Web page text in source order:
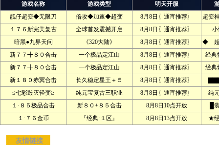
游戏名称
游戏类型 明天开服
靓仔超变◆无限刀
倍攻◆加速◆超变 8月8日〖通宵推荐〗
超变
１７６新完美复古
全球首发震撼开启 8月8日〖通宵推荐〗
·
暗黑●九界天问
《320大陆》 8月8日〖通宵推荐〗
◆ 超
新７７╋８０合击
一个极品定江山 8月8日〖通宵推荐〗
经
新７７╋８０合击
一个极品定江山 8月8日〖通宵推荐〗
经
新１８０赤冥合击
长久稳定星王＋５ 8月8日〖通宵推荐〗
≤七彩毁灭轻变≥
纯元宝复古三职业 8月8日〖通宵推荐〗
纯
１·８５极品合击
新８０+８５合击 8月8日10点开放
█
１·７６金币
『经典·１区』 8月8日13点开放 ★
友情链接